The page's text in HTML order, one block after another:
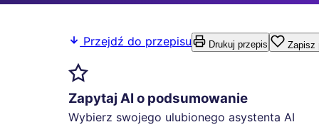
Przejdź do przepisu Drukuj przepis Zapisz
Zapytaj AI o podsumowanie
Wybierz swojego ulubionego asystenta AI